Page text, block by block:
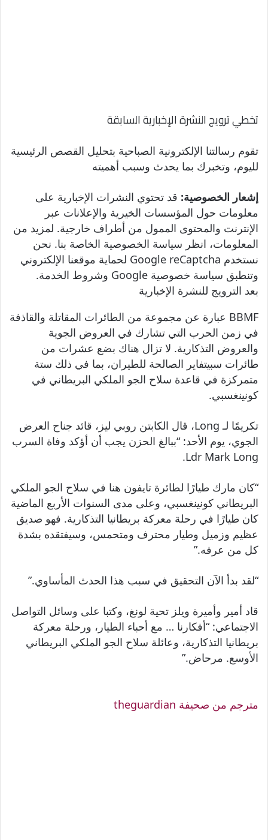
تخطي ترويج النشرة الإخبارية السابقة
تقوم رسالتنا الإلكترونية الصباحية بتحليل القصص الرئيسية
لليوم، وتخبرك بما يحدث وسبب أهميته
إشعار الخصوصية: قد تحتوي النشرات الإخبارية على
معلومات حول المؤسسات الخيرية والإعلانات عبر
الإنترنت والمحتوى الممول من أطراف خارجية. لمزيد من
المعلومات، انظر سياسة الخصوصية الخاصة بنا. نحن
نستخدم Google reCaptcha لحماية موقعنا الإلكتروني
وتنطبق سياسة خصوصية Google وشروط الخدمة.
بعد الترويج للنشرة الإخبارية
BBMF عبارة عن مجموعة من الطائرات المقاتلة والقاذفة
في زمن الحرب التي تشارك في العروض الجوية
والعروض التذكارية. لا تزال هناك بضع عشرات من
طائرات سبيتفاير الصالحة للطيران، بما في ذلك ستة
متمركزة في قاعدة سلاح الجو الملكي البريطاني في
كونينغسبي.
تكريمًا لـ Long، قال الكابتن روبي ليز، قائد جناح العرض
الجوي، يوم الأحد: “ببالغ الحزن يجب أن أؤكد وفاة السرب
Ldr Mark Long.
“كان مارك طيارًا لطائرة تايفون هنا في سلاح الجو الملكي
البريطاني كونينغسبي، وعلى مدى السنوات الأربع الماضية
كان طيارًا في رحلة معركة بريطانيا التذكارية. فهو صديق
عظيم وزميل وطيار محترف ومتحمس، وسيفتقده بشدة
كل من عرفه.”
“لقد بدأ الآن التحقيق في سبب هذا الحدث المأساوي.”
قاد أمير وأميرة ويلز تحية لونغ، وكتبا على وسائل التواصل
الاجتماعي: “أفكارنا … مع أحباء الطيار، ورحلة معركة
بريطانيا التذكارية، وعائلة سلاح الجو الملكي البريطاني
الأوسع. مرحاض.”
مترجم من صحيفة theguardian